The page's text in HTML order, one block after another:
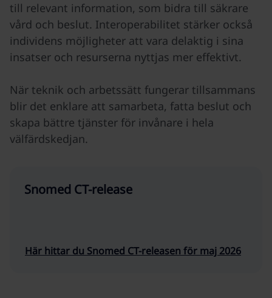
till relevant information, som bidra till säkrare
vård och beslut. Interoperabilitet stärker också
individens möjligheter att vara delaktig i sina
insatser och resurserna nyttjas mer effektivt.
När teknik och arbetssätt fungerar tillsammans
blir det enklare att samarbeta, fatta beslut och
skapa bättre tjänster för invånare i hela
välfärdskedjan.
Snomed CT-release
Här hittar du Snomed CT-releasen för maj 2026